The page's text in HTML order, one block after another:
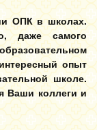
ОПК в школах.
даже самого
опыт
школе.
Ваши коллеги и